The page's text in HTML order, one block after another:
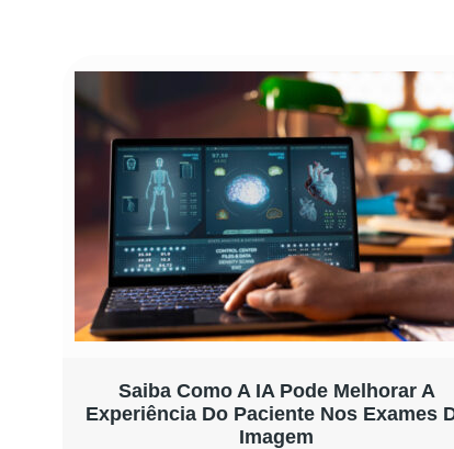
Saiba Como A IA Pode Melhorar A
Experiência Do Paciente Nos Exames
Imagem